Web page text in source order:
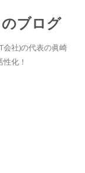
ブログ
会社)の代表の眞崎
化！